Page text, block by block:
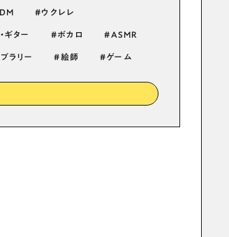
ウクレレ
ギター ボカロ ASMR
ラリー 絵師 ゲーム